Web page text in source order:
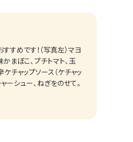
すめです！（写真左）マヨ
まぼこ、プチトマト、玉
チャップソース（ケチャッ
ーシュー、ねぎをのせて。